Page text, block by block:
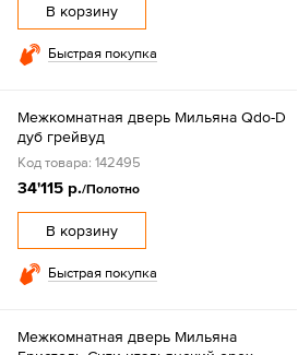
В корзину
Быстрая покупка
Межкомнатная дверь Мильяна Qdo-D
дуб грейвуд
Код товара: 142495
34'115 р./Полотно
В корзину
Быстрая покупка
Межкомнатная дверь Мильяна